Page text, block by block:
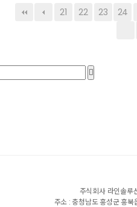
21 22 23 24
주식회사 라인솔루
주소 : 충청남도 홍성군 홍북